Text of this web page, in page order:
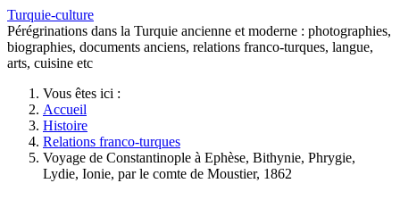
Turquie-culture
Pérégrinations dans la Turquie ancienne et moderne : photographies,
biographies, documents anciens, relations franco-turques, langue,
arts, cuisine etc
Vous êtes ici :
Accueil
Histoire
Relations franco-turques
Voyage de Constantinople à Ephèse, Bithynie, Phrygie,
Lydie, Ionie, par le comte de Moustier, 1862